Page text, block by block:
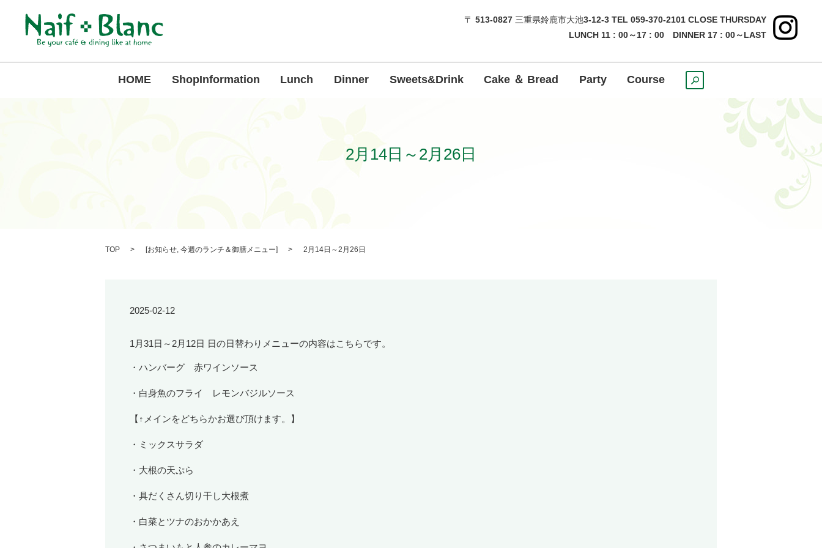
〒 513-0827三重県鈴鹿市大池3-12-3 TEL 059-370-2101 CLOSE THURSDAY
LUNCH 11 : 00～17 : 00 DINNER 17 : 00～LAST
HOME ShopInformation Lunch Dinner Sweets&Drink Cake ＆ Bread Party Course
2月14日～2月26日
TOP [お知らせ, 今週のランチ＆御膳メニュー] 2月14日～2月26日
2025-02-12
1月31日～2月12日 日の日替わりメニューの内容はこちらです。
・ハンバーグ 赤ワインソース
・白身魚のフライ レモンバジルソース
【↑メインをどちらかお選び頂けます。】
・ミックスサラダ
・大根の天ぷら
・具だくさん切り干し大根煮
・白菜とツナのおかかあえ